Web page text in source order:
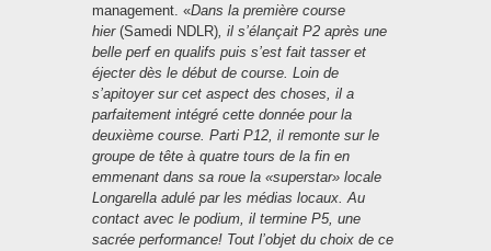
management. «Dans la première course
hier (Samedi NDLR), il s’élançait P2 après une
belle perf en qualifs puis s’est fait tasser et
éjecter dès le début de course. Loin de
s’apitoyer sur cet aspect des choses, il a
parfaitement intégré cette donnée pour la
deuxième course. Parti P12, il remonte sur le
groupe de tête à quatre tours de la fin en
emmenant dans sa roue la «superstar» locale
Longarella adulé par les médias locaux. Au
contact avec le podium, il termine P5, une
sacrée performance! Tout l’objet du choix de ce